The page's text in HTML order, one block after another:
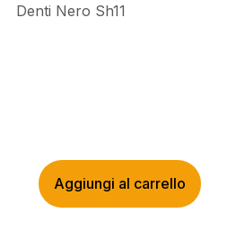
Denti Nero Sh11
RACE
Aggiungi al carrello